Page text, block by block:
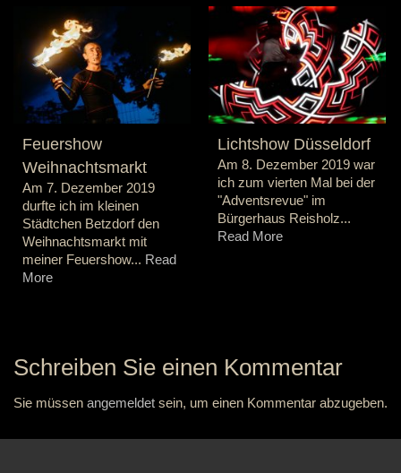
Feuershow
Weihnachtsmarkt
Am 7. Dezember 2019
durfte ich im kleinen
Städtchen Betzdorf den
Weihnachtsmarkt mit
meiner Feuershow... Read
More
Lichtshow Düsseldorf
Am 8. Dezember 2019 war
ich zum vierten Mal bei der
"Adventsrevue" im
Bürgerhaus Reisholz...
Read More
Schreiben Sie einen Kommentar
Sie müssen angemeldet sein, um einen Kommentar abzugeben.